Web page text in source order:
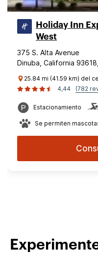
Holiday Inn
West
375 S. Alta Avenue
Dinuba, California
25.84 mi (41.59 km) del
4,44
(782
Estacionamiento
Se permiten